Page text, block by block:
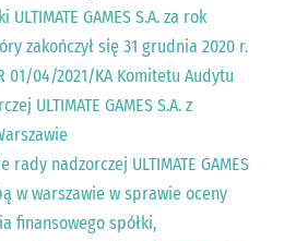
ULTIMATE GAMES S.A. za rok
zakończył się 31 grudnia 2020 r.
01/04/2021/KA Komitetu Audytu
ULTIMATE GAMES S.A. z
rady nadzorczej ULTIMATE GAMES
w warszawie w sprawie oceny
finansowego spółki,